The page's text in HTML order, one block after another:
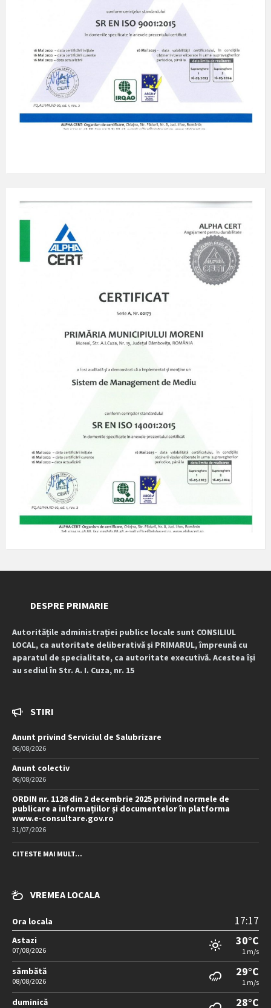
DESPRE PRIMARIE
Autoritățile administrației publice locale sunt CONSILIUL
LOCAL, ca autoritate deliberativă și PRIMARUL, împreună cu
aparatul de specialitate, ca autoritate executivă. Acestea își
au sediul în Str. A. I. Cuza, nr. 15
STIRI
Anunt privind Serviciul de Salubrizare
06/08/2026
Anunt colectiv
06/08/2026
ORDIN nr. 1128 din 2 decembrie 2025 privind normele de
publicare a informațiilor și documentelor în platforma
www.e-consultare.gov.ro
31/07/2026
CITESTE MAI MULT...
VREMEA LOCALA
Ora locala 17:17
Astazi
07/08/2026
30°C
1 m/s
sâmbătă
08/08/2026
29°C
1 m/s
duminică 28°C